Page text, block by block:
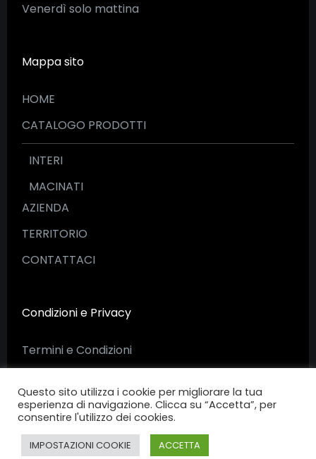
Venerdì solo mattina
Mappa sito
HOME
CATALOGO PRODOTTI
INTERI
MACINATI
AZIENDA
TERRITORIO
CONTATTACI
Condizioni e Privacy
Termini e Condizioni
Questo sito utilizza i cookie per migliorare la tua
esperienza di navigazione. Clicca su “Accetta”, per
consentire l'utilizzo dei cookies.
IMPOSTAZIONI COOKIE ACCETTA